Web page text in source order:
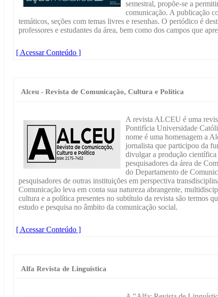
semestral, propõe-se a
comunicação. A publicação
temáticos, seções com temas livres e resenhas. O periódico é
professores e estudantes da área, bem como dos campos que
[ Acessar Conteúdo ]
Alceu - Revista de Comunicação, Cultura e Política
A revista ALCEU é uma
Pontifícia Universidade
nome é uma homenagem a
jornalista que participou da
divulgar a produção científica
pesquisadores da área de
do Departamento de
pesquisadores de outras instituições em perspectiva
Comunicação leva em conta sua natureza abrangente,
cultura e a política presentes no subtítulo da revista são termos
estudo e pesquisa no âmbito da comunicação social.
[ Acessar Conteúdo ]
Alfa Revista de Linguística